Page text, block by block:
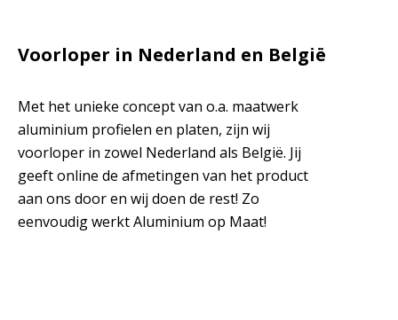
Voorloper in Nederland en België
Met het unieke concept van o.a. maatwerk
aluminium profielen en platen, zijn wij
voorloper in zowel Nederland als België. Jij
geeft online de afmetingen van het product
aan ons door en wij doen de rest! Zo
eenvoudig werkt Aluminium op Maat!